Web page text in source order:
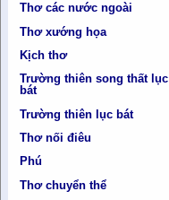
Thơ các nước ngoài
Thơ xướng họa
Kịch thơ
Trường thiên song thất lục
bát
Trường thiên lục bát
Thơ nối điêu
Phú
Thơ chuyển thể